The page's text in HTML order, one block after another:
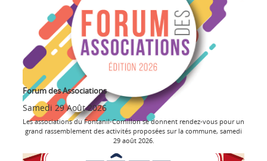
Forum des Associations
Samedi 29 Août 2026
Les associations du Fontanil-Cornillon se donnent rendez-vous pour un
grand rassemblement des activités proposées sur la commune, samedi
29 août 2026.